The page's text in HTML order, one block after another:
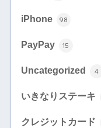
iPhone 98
PayPay 15
Uncategorized 4
いきなりステーキ
クレジットカード